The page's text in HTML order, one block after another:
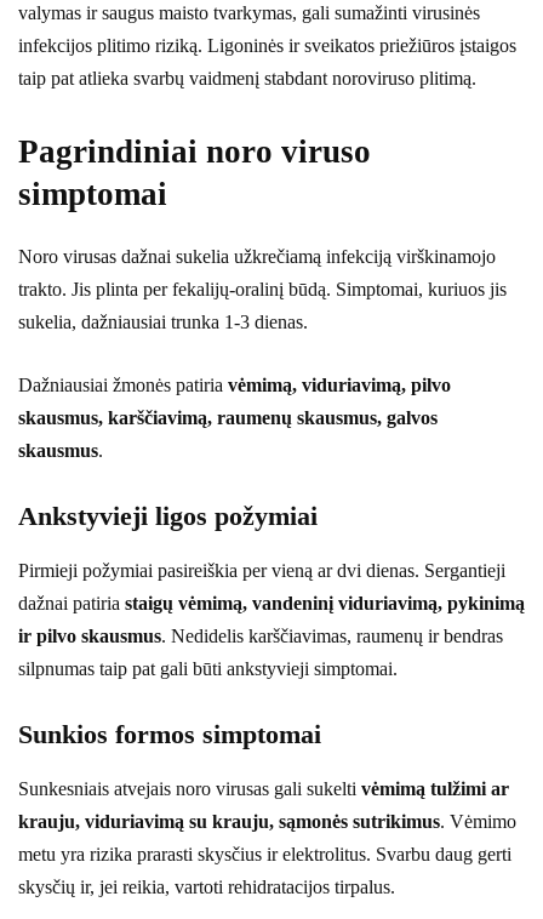
valymas ir saugus maisto tvarkymas, gali sumažinti virusinės
infekcijos plitimo riziką. Ligoninės ir sveikatos priežiūros įstaigos
taip pat atlieka svarbų vaidmenį stabdant noroviruso plitimą.
Pagrindiniai noro viruso
simptomai
Noro virusas dažnai sukelia užkrečiamą infekciją virškinamojo
trakto. Jis plinta per fekalijų-oralinį būdą. Simptomai, kuriuos jis
sukelia, dažniausiai trunka 1-3 dienas.
Dažniausiai žmonės patiria vėmimą, viduriavimą, pilvo
skausmus, karščiavimą, raumenų skausmus, galvos
skausmus.
Ankstyvieji ligos požymiai
Pirmieji požymiai pasireiškia per vieną ar dvi dienas. Sergantieji
dažnai patiria staigų vėmimą, vandeninį viduriavimą, pykinimą
ir pilvo skausmus. Nedidelis karščiavimas, raumenų ir bendras
silpnumas taip pat gali būti ankstyvieji simptomai.
Sunkios formos simptomai
Sunkesniais atvejais noro virusas gali sukelti vėmimą tulžimi ar
krauju, viduriavimą su krauju, sąmonės sutrikimus. Vėmimo
metu yra rizika prarasti skysčius ir elektrolitus. Svarbu daug gerti
skysčių ir, jei reikia, vartoti rehidratacijos tirpalus.